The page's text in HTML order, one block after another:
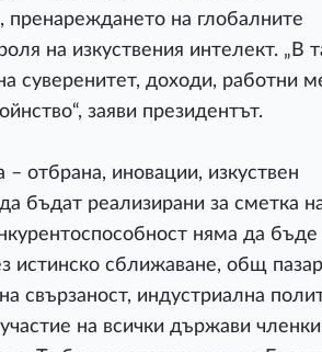
пренареждането на глобалните
на изкуствения интелект. „В
суверенитет, доходи, работни
заяви президентът.
отбрана, иновации, изкуствен
бъдат реализирани за сметка
няма да бъде
истинско сближаване, общ
свързаност, индустриална
на всички държави